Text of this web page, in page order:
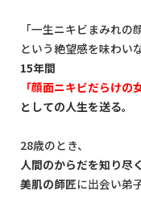
「一生ニキビまみれの
という絶望感を味わい
15年間
「顔面ニキビだらけの女
としての人生を送る。
28歳のとき、
人間のからだを知り尽
美肌の師匠に出会い弟